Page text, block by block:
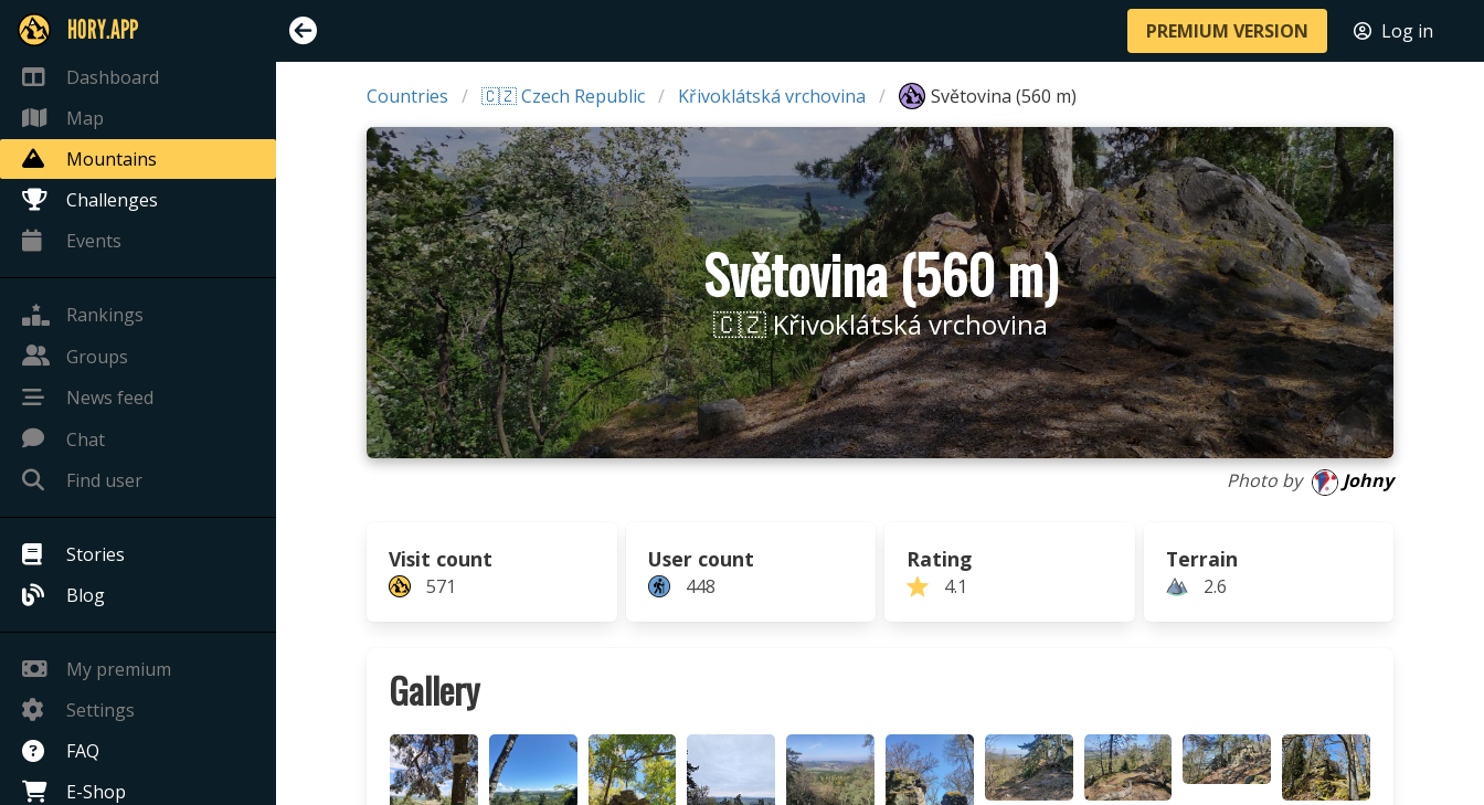
HORY.APP
Dashboard
Map
Mountains
Challenges
Events
Rankings
Groups
News feed
Chat
Find user
Stories
Blog
My premium
Settings
FAQ
E-Shop
PREMIUM VERSION Log in
Countries 🇨🇿 Czech Republic Křivoklátská vrchovina Světovina (560 m)
Světovina (560 m)
🇨🇿 Křivoklátská vrchovina
Photo by Johny
Visit count
571
User count
448
Rating
4.1
Terrain
2.6
Gallery